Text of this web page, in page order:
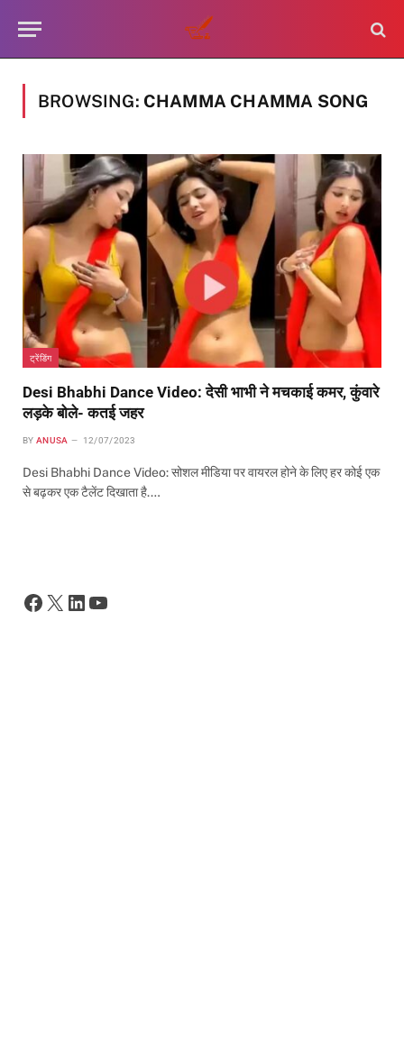
BROWSING: CHAMMA CHAMMA SONG
ट्रेंडिंग
Desi Bhabhi Dance Video: देसी भाभी ने मचकाई कमर, कुंवारे
लड़के बोले- कतई जहर
BY ANUSA 12/07/2023
Desi Bhabhi Dance Video: सोशल मीडिया पर वायरल होने के लिए हर कोई एक
से बढ़कर एक टैलेंट दिखाता है.…
Facebook
X LinkedIn
YouTube